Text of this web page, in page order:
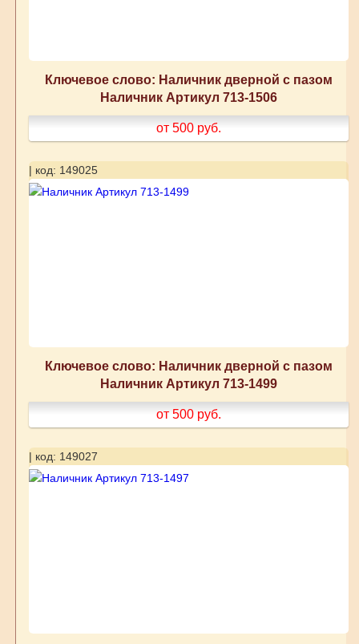
Ключевое слово: Наличник дверной с пазом
Наличник Артикул 713-1506
от 500 руб.
| код: 149025
Ключевое слово: Наличник дверной с пазом
Наличник Артикул 713-1499
от 500 руб.
| код: 149027